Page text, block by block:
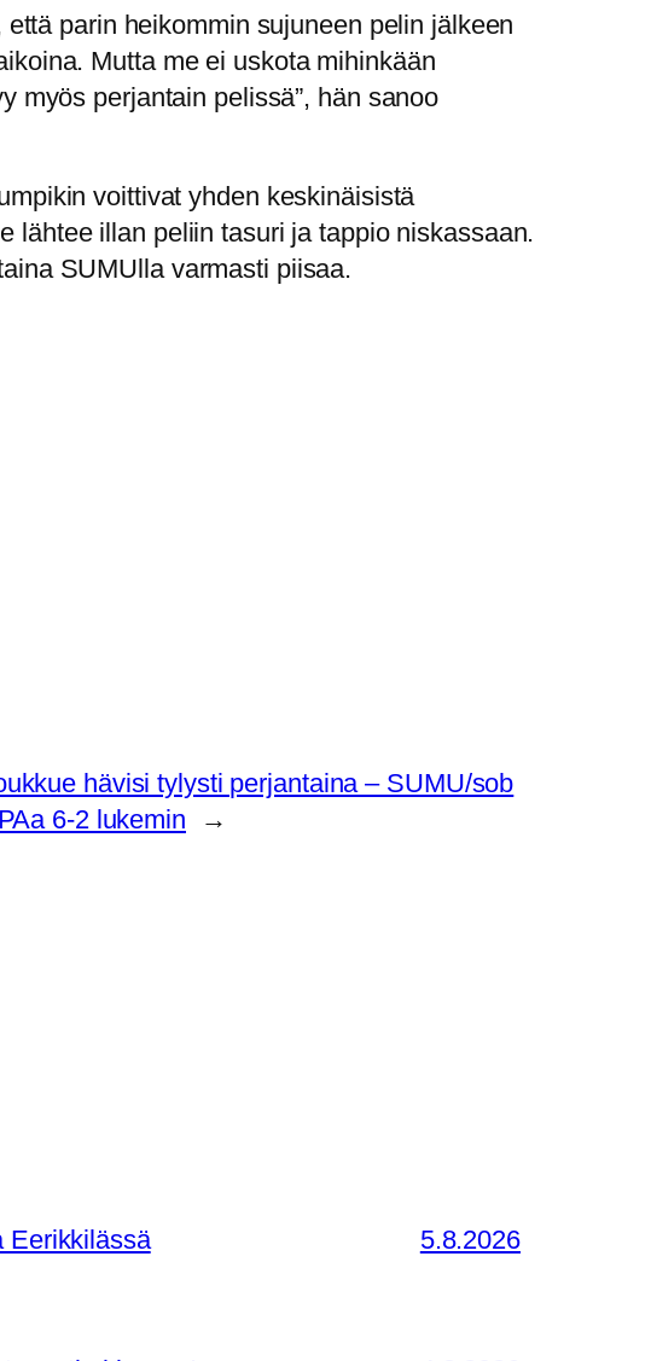
parin heikommin sujuneen pelin jälkeen
Mutta me ei uskota mihinkään
myös perjantain pelissä”, hän sanoo
voittivat yhden keskinäisistä
lähtee illan peliin tasuri ja tappio niskassaan.
SUMUlla varmasti piisaa.
hävisi tylysti perjantaina – SUMU/sob
6-2 lukemin
→
Eerikkilässä 5.8.2026